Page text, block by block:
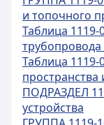
и топочного
Таблица 1119-
трубопровода
Таблица 1119-
ПОДРАЗДЕЛ
устройства